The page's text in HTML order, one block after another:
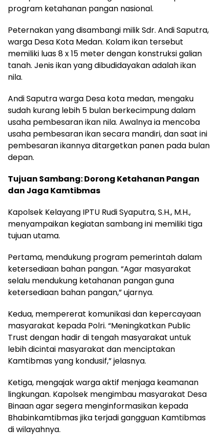
program ketahanan pangan nasional.
Peternakan yang disambangi milik Sdr. Andi Saputra,
warga Desa Kota Medan. Kolam ikan tersebut
memiliki luas 8 x 15 meter dengan konstruksi galian
tanah. Jenis ikan yang dibudidayakan adalah ikan
nila.
Andi Saputra warga Desa kota medan, mengaku
sudah kurang lebih 5 bulan berkecimpung dalam
usaha pembesaran ikan nila. Awalnya ia mencoba
usaha pembesaran ikan secara mandiri, dan saat ini
pembesaran ikannya ditargetkan panen pada bulan
depan.
Tujuan Sambang: Dorong Ketahanan Pangan
dan Jaga Kamtibmas
Kapolsek Kelayang IPTU Rudi Syaputra, S.H., M.H.,
menyampaikan kegiatan sambang ini memiliki tiga
tujuan utama.
Pertama, mendukung program pemerintah dalam
ketersediaan bahan pangan. “Agar masyarakat
selalu mendukung ketahanan pangan guna
ketersediaan bahan pangan,” ujarnya.
Kedua, mempererat komunikasi dan kepercayaan
masyarakat kepada Polri. “Meningkatkan Public
Trust dengan hadir di tengah masyarakat untuk
lebih dicintai masyarakat dan menciptakan
Kamtibmas yang kondusif,” jelasnya.
Ketiga, mengajak warga aktif menjaga keamanan
lingkungan. Kapolsek mengimbau masyarakat Desa
Binaan agar segera menginformasikan kepada
Bhabinkamtibmas jika terjadi gangguan Kamtibmas
di wilayahnya.